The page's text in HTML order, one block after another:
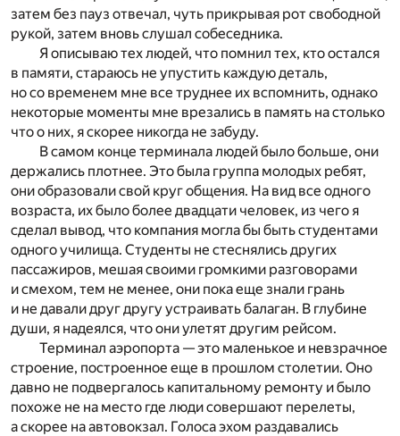
затем без пауз отвечал, чуть прикрывая рот свободной
рукой, затем вновь слушал собеседника.
Я описываю тех людей, что помнил тех, кто остался
в памяти, стараюсь не упустить каждую деталь,
но со временем мне все труднее их вспомнить, однако
некоторые моменты мне врезались в память на столько
что о них, я скорее никогда не забуду.
В самом конце терминала людей было больше, они
держались плотнее. Это была группа молодых ребят,
они образовали свой круг общения. На вид все одного
возраста, их было более двадцати человек, из чего я
сделал вывод, что компания могла бы быть студентами
одного училища. Студенты не стеснялись других
пассажиров, мешая своими громкими разговорами
и смехом, тем не менее, они пока еще знали грань
и не давали друг другу устраивать балаган. В глубине
души, я надеялся, что они улетят другим рейсом.
Терминал аэропорта — это маленькое и невзрачное
строение, построенное еще в прошлом столетии. Оно
давно не подвергалось капитальному ремонту и было
похоже не на место где люди совершают перелеты,
а скорее на автовокзал. Голоса эхом раздавались